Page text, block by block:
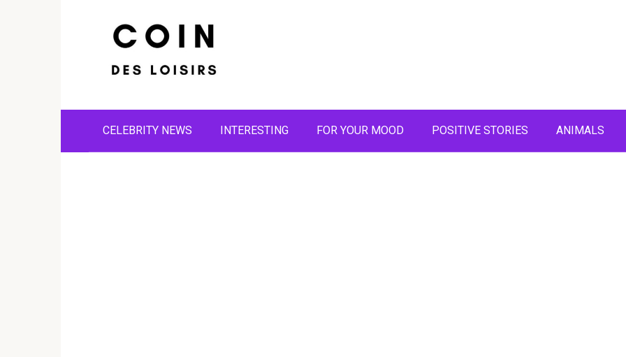
CELEBRITY NEWS INTERESTING FOR YOUR MOOD POSITIVE STORIES ANIMALS